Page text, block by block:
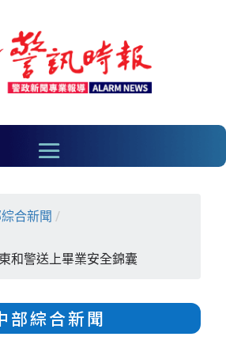
合新聞 /
和警送上畢業安全錦囊
部綜合新聞